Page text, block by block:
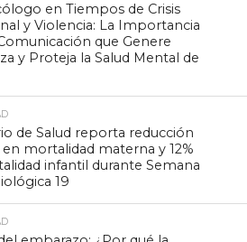
en Tiempos de Crisis
y Violencia: La Importancia
que Genere
y Proteja la Salud Mental de
de Salud reporta reducción
en mortalidad materna y 12%
infantil durante Semana
19